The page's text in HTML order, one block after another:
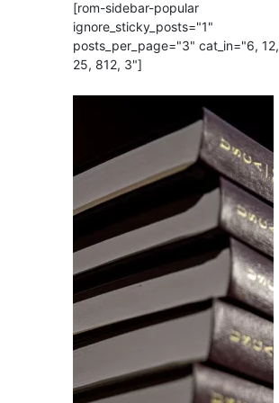
[rom-sidebar-popular
ignore_sticky_posts="1"
posts_per_page="3" cat_in="6, 12,
25, 812, 3"]